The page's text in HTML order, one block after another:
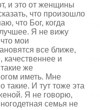
и это от женщины
что произошло
что Бог, когда
лучшее. Я не вижу
мои
все ближе,
качественнее и
же
иметь. Мне
такие. И тут тоже эта
Я не говорю,
семья не